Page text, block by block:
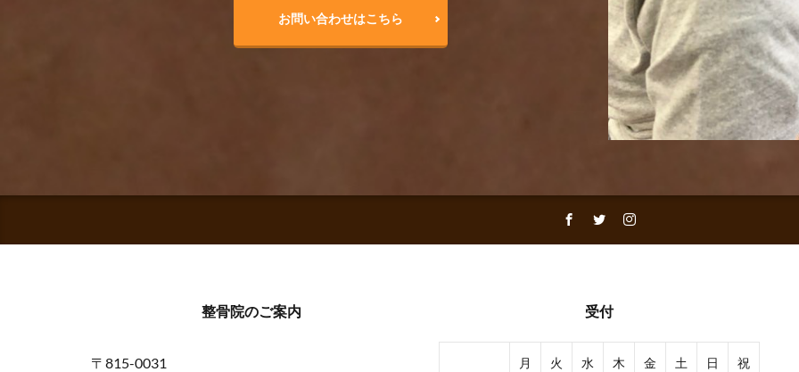
お問い合わせはこちら
整骨院のご案内
〒815-0031
受付
月 火 水 木 金 土 日 祝